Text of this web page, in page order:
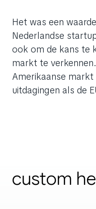
Het was een
Nederlandse
ook om de kans te
markt te
Amerikaanse
uitdagingen als de
custom